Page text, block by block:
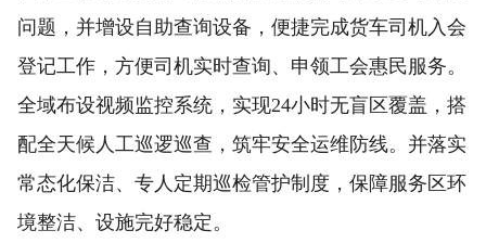
问题，并增设自助查询设备，便捷完成货车司机入会
登记工作，方便司机实时查询、申领工会惠民服务。
全域布设视频监控系统，实现24小时无盲区覆盖，搭
配全天候人工巡逻巡查，筑牢安全运维防线。并落实
常态化保洁、专人定期巡检管护制度，保障服务区环
境整洁、设施完好稳定。